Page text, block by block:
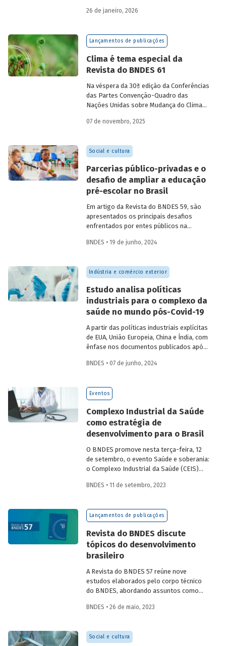
26 de janeiro, 2026
Lançamentos de publicações
Clima é tema especial da
Revista do BNDES 61
Na véspera da 30ª edição da Conferências
das Partes Convenção-Quadro das
Nações Unidas sobre Mudança do Clima
edição 61 da Revista do BNDES.
07 de novembro, 2025
Social e cultura
Parcerias público-privadas e o
desafio de ampliar a educação
pré-escolar no Brasil
Em artigo da Revista do BNDES 59, são
apresentados os principais desafios
enfrentados por entes públicos na
como aprendizados e possíveis soluções
na experiência das equipes do BNDES.
BNDES • 19 de junho, 2024
Indústria e comércio exterior
Estudo analisa políticas
industriais para o complexo da
saúde no mundo pós-Covid-19
A partir das políticas industriais explícitas
de EUA, União Europeia, China e Índia, com
ênfase nos documentos publicados após
oportunidades, ameaças e lições
Complexo Econômico-Industrial da Saúde
no Brasil.
BNDES • 07 de junho, 2024
Eventos
Complexo Industrial da Saúde
como estratégia de
desenvolvimento para o Brasil
O BNDES promove nesta terça-feira, 12
de setembro, o evento Saúde e soberania:
o Complexo Industrial da Saúde (CEIS)
para o Brasil. A programação reúne
políticas públicas articuladas que
convergem para a ampliação do acesso à
BNDES • 11 de setembro, 2023
Lançamentos de publicações
Revista do BNDES discute
tópicos do desenvolvimento
brasileiro
A Revista do BNDES 57 reúne nove
estudos elaborados pelo corpo técnico
do BNDES, abordando assuntos como
saúde no território da Amazônia Legal,
empréstimo indireto do BNDES.
BNDES • 26 de maio, 2023
Social e cultura